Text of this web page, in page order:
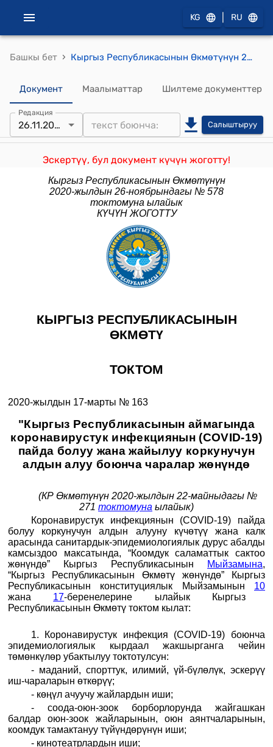
KG RU
Башкы бет › Кыргыз Республикасынын Өкмөтүнүн 2020-жылдын 17-мартындагы № 163 "Кыргыз Республикасынын аймагында коронавирустук инфекциянын (COVID-19) пайда болуу жана жайылуу коркунучун алдын алуу боюнча чаралар жөнүндө" токтому
Документ Маалыматтар Шилтеме документтер
Редакция
26.11.2020 Салыштыруу
Эскертүү, бул документ күчүн жоготту!